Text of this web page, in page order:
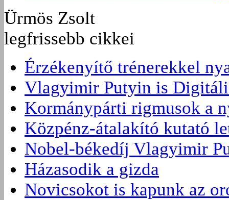
Ürmös Zsolt
legfrissebb cikkei
Érzékenyítő trénerekkel
Vlagyimir Putyin is
Kormánypárti rigmusok a
Közpénz-átalakító kutató
Nobel-békedíj Vlagyimir
Házasodik a gizda
Novicsokot is kapunk az